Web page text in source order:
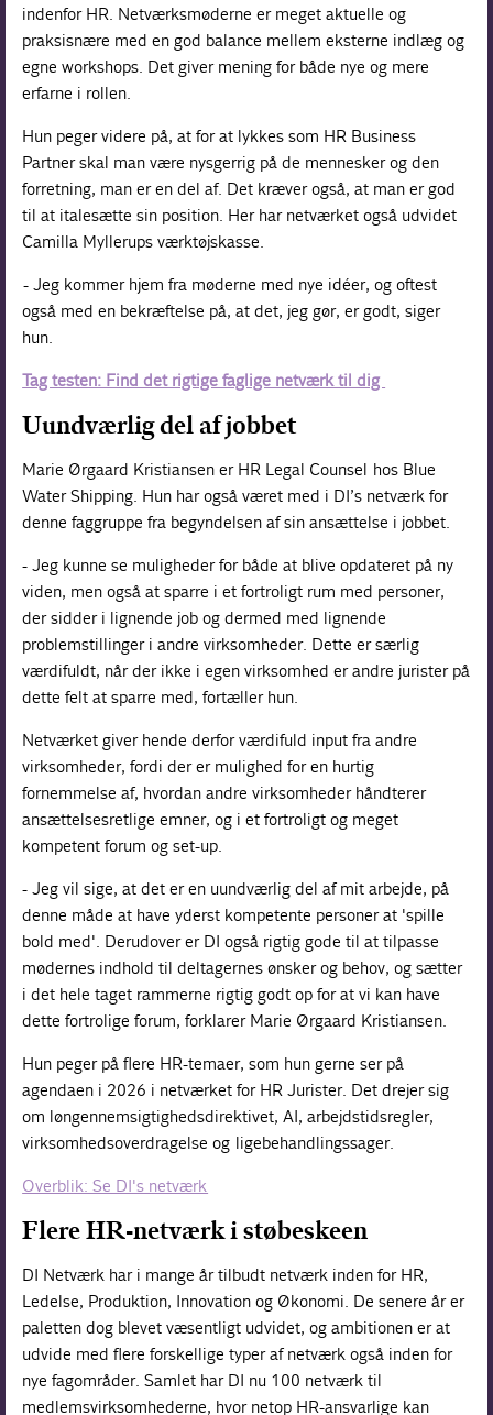
indenfor HR. Netværksmøderne er meget aktuelle og
praksisnære med en god balance mellem eksterne indlæg og
egne workshops. Det giver mening for både nye og mere
erfarne i rollen.
Hun peger videre på, at for at lykkes som HR Business
Partner skal man være nysgerrig på de mennesker og den
forretning, man er en del af. Det kræver også, at man er god
til at italesætte sin position. Her har netværket også udvidet
Camilla Myllerups værktøjskasse.
- Jeg kommer hjem fra møderne med nye idéer, og oftest
også med en bekræftelse på, at det, jeg gør, er godt, siger
hun.
Tag testen: Find det rigtige faglige netværk til dig
Uundværlig del af jobbet
Marie Ørgaard Kristiansen er HR Legal Counsel hos Blue
Water Shipping. Hun har også været med i DI’s netværk for
denne faggruppe fra begyndelsen af sin ansættelse i jobbet.
- Jeg kunne se muligheder for både at blive opdateret på ny
viden, men også at sparre i et fortroligt rum med personer,
der sidder i lignende job og dermed med lignende
problemstillinger i andre virksomheder. Dette er særlig
værdifuldt, når der ikke i egen virksomhed er andre jurister på
dette felt at sparre med, fortæller hun.
Netværket giver hende derfor værdifuld input fra andre
virksomheder, fordi der er mulighed for en hurtig
fornemmelse af, hvordan andre virksomheder håndterer
ansættelsesretlige emner, og i et fortroligt og meget
kompetent forum og set-up.
- Jeg vil sige, at det er en uundværlig del af mit arbejde, på
denne måde at have yderst kompetente personer at 'spille
bold med'. Derudover er DI også rigtig gode til at tilpasse
mødernes indhold til deltagernes ønsker og behov, og sætter
i det hele taget rammerne rigtig godt op for at vi kan have
dette fortrolige forum, forklarer Marie Ørgaard Kristiansen.
Hun peger på flere HR-temaer, som hun gerne ser på
agendaen i 2026 i netværket for HR Jurister. Det drejer sig
om løngennemsigtighedsdirektivet, AI, arbejdstidsregler,
virksomhedsoverdragelse og ligebehandlingssager.
Overblik: Se DI's netværk
Flere HR-netværk i støbeskeen
DI Netværk har i mange år tilbudt netværk inden for HR,
Ledelse, Produktion, Innovation og Økonomi. De senere år er
paletten dog blevet væsentligt udvidet, og ambitionen er at
udvide med flere forskellige typer af netværk også inden for
nye fagområder. Samlet har DI nu 100 netværk til
medlemsvirksomhederne, hvor netop HR-ansvarlige kan